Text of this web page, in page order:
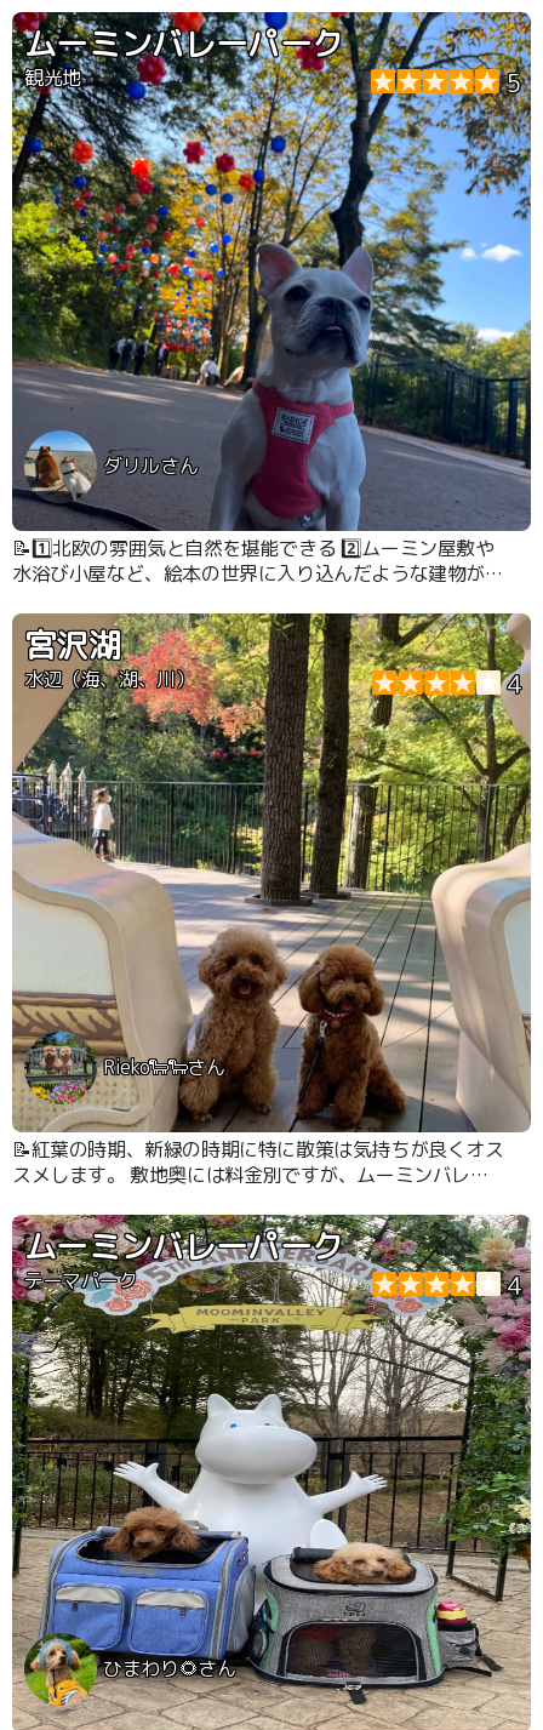
ムーミンバレーパーク
観光地 5
ダリルさん
📝1️⃣北欧の雰囲気と自然を堪能できる 2️⃣ムーミン屋敷や
水浴び小屋など、絵本の世界に入り込んだような建物がい
宮沢湖
水辺（海、湖、川） 4
Rieko🐑🐑さん
📝紅葉の時期、新緑の時期に特に散策は気持ちが良くオス
スメします。 敷地奥には料金別ですが、ムーミンバレー
ムーミンバレーパーク
テーマパーク 4
ひまわり🌻さん